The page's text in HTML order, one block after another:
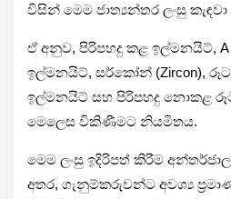
විසින් මෙම ජාත්‍යන්තර ලංසු
ඒ අනුව, පිරිපහදු කළ ඉල්මනයිට්, A
ඉල්මනයිට්, සර්කෝන් (Zircon),
ඉල්මනයිට් සහ පිරිපහදු නොකළ
මෙලෙස විකිණීමට නියමිතය.
මෙම ලංසු ඉදිරිපත් කිරීම
අතර, ගැනුම්කරුවන්ට අවශ්‍ය